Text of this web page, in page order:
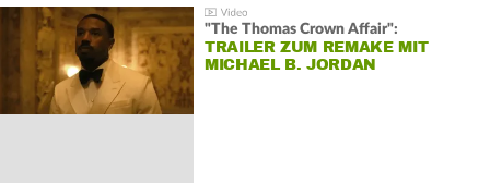
"The Thomas Crown Affair":
TRAILER ZUM REMAKE MIT
MICHAEL B. JORDAN